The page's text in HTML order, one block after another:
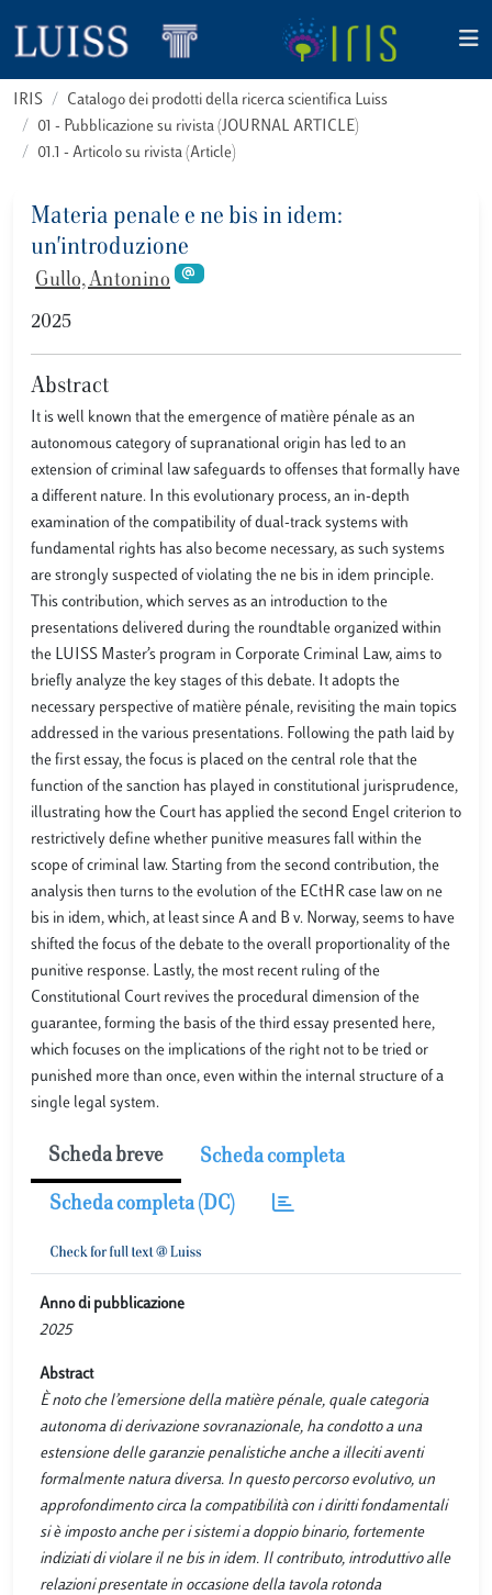
IRIS
Catalogo dei prodotti della ricerca scientifica Luiss
01 - Pubblicazione su rivista (JOURNAL ARTICLE)
01.1 - Articolo su rivista (Article)
Materia penale e ne bis in idem:
un'introduzione
Gullo, Antonino
2025
Abstract
It is well known that the emergence of matière pénale as an
autonomous category of supranational origin has led to an
extension of criminal law safeguards to offenses that formally have
a different nature. In this evolutionary process, an in-depth
examination of the compatibility of dual-track systems with
fundamental rights has also become necessary, as such systems
are strongly suspected of violating the ne bis in idem principle.
This contribution, which serves as an introduction to the
presentations delivered during the roundtable organized within
the LUISS Master’s program in Corporate Criminal Law, aims to
briefly analyze the key stages of this debate. It adopts the
necessary perspective of matière pénale, revisiting the main topics
addressed in the various presentations. Following the path laid by
the first essay, the focus is placed on the central role that the
function of the sanction has played in constitutional jurisprudence,
illustrating how the Court has applied the second Engel criterion to
restrictively define whether punitive measures fall within the
scope of criminal law. Starting from the second contribution, the
analysis then turns to the evolution of the ECtHR case law on ne
bis in idem, which, at least since A and B v. Norway, seems to have
shifted the focus of the debate to the overall proportionality of the
punitive response. Lastly, the most recent ruling of the
Constitutional Court revives the procedural dimension of the
guarantee, forming the basis of the third essay presented here,
which focuses on the implications of the right not to be tried or
punished more than once, even within the internal structure of a
single legal system.
Scheda breve Scheda completa
Scheda completa (DC)
Anno di pubblicazione
2025
Abstract
È noto che l’emersione della matière pénale, quale categoria
autonoma di derivazione sovranazionale, ha condotto a una
estensione delle garanzie penalistiche anche a illeciti aventi
formalmente natura diversa. In questo percorso evolutivo, un
approfondimento circa la compatibilità con i diritti fondamentali
si è imposto anche per i sistemi a doppio binario, fortemente
indiziati di violare il ne bis in idem. Il contributo, introduttivo alle
relazioni presentate in occasione della tavola rotonda